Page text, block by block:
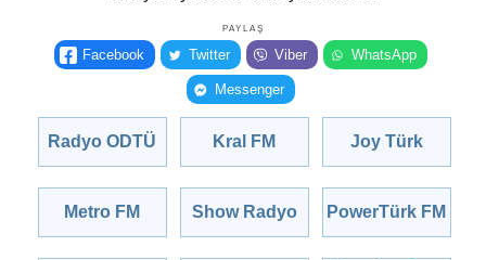
PAYLAŞ
Facebook Twitter Viber WhatsApp
Messenger
Radyo ODTÜ Kral FM Joy Türk
Metro FM Show Radyo PowerTürk FM